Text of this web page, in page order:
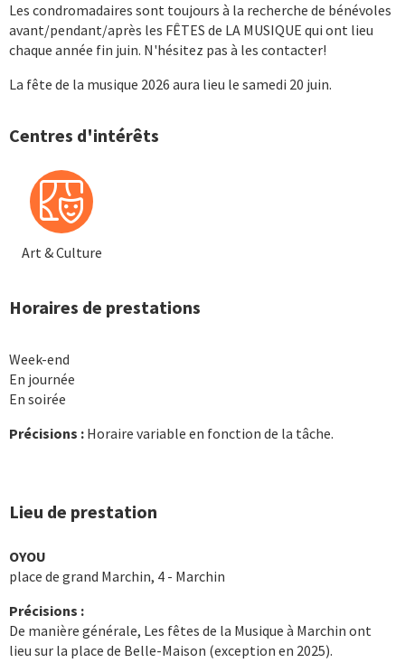
Les condromadaires sont toujours à la recherche de bénévoles
avant/pendant/après les FÊTES de LA MUSIQUE qui ont lieu
chaque année fin juin. N'hésitez pas à les contacter!
La fête de la musique 2026 aura lieu le samedi 20 juin.
Centres d'intérêts
Art & Culture
Horaires de prestations
Week-end
En journée
En soirée
Précisions : Horaire variable en fonction de la tâche.
Lieu de prestation
OYOU
place de grand Marchin, 4 - Marchin
Précisions :
De manière générale, Les fêtes de la Musique à Marchin ont
lieu sur la place de Belle-Maison (exception en 2025).